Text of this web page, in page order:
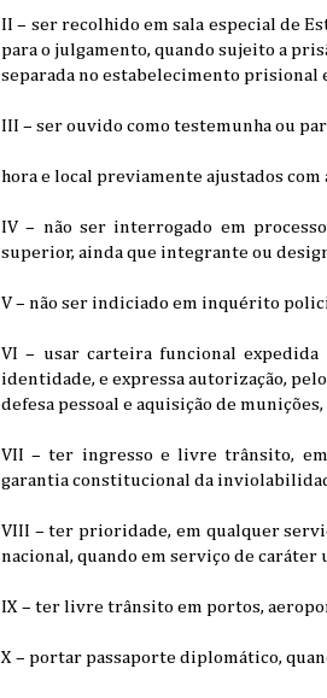
II – ser recolhido em sala especial de
para o julgamento, quando sujeito a
separada no estabelecimento prisional
III – ser ouvido como testemunha ou
hora e local previamente ajustados
IV – não ser interrogado em
superior, ainda que integrante ou
V – não ser indiciado em inquérito
VI – usar carteira funcional
identidade, e expressa autorização,
defesa pessoal e aquisição de
VII – ter ingresso e livre trânsito,
garantia constitucional da
VIII – ter prioridade, em qualquer
nacional, quando em serviço de caráter
IX – ter livre trânsito em portos,
X – portar passaporte diplomático,